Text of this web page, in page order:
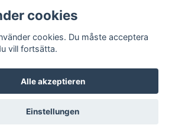
© 2026 Birger and Company AB
cookies
cookies. Du måste acceptera
vill fortsätta.
Alle akzeptieren
Einstellungen